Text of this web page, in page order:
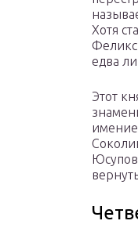
Хотя
едва
Этот
имение